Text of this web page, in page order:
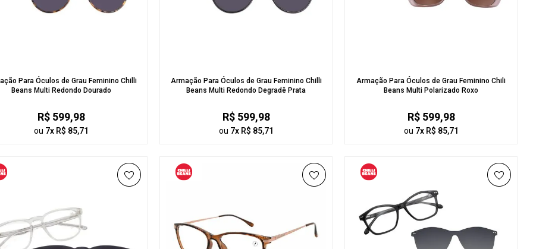
Para Óculos de Grau Feminino Chilli
Beans Multi Redondo Dourado
R$ 599,98
ou 7x R$ 85,71
Armação Para Óculos de Grau Feminino Chilli
Beans Multi Redondo Degradê Prata
R$ 599,98
ou 7x R$ 85,71
Armação Para Óculos de Grau Feminino Chili
Beans Multi Polarizado Roxo
R$ 599,98
ou 7x R$ 85,71